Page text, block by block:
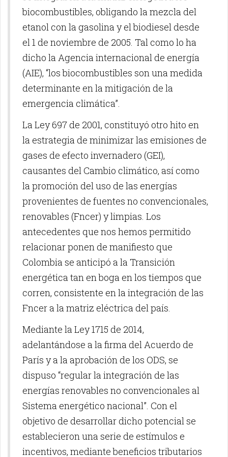
biocombustibles, obligando la mezcla del
etanol con la gasolina y el biodiesel desde
el 1 de noviembre de 2005. Tal como lo ha
dicho la Agencia internacional de energía
(AIE), “los biocombustibles son una medida
determinante en la mitigación de la
emergencia climática”.
La Ley 697 de 2001, constituyó otro hito en
la estrategia de minimizar las emisiones de
gases de efecto invernadero (GEI),
causantes del Cambio climático, así como
la promoción del uso de las energías
provenientes de fuentes no convencionales,
renovables (Fncer) y limpias. Los
antecedentes que nos hemos permitido
relacionar ponen de manifiesto que
Colombia se anticipó a la Transición
energética tan en boga en los tiempos que
corren, consistente en la integración de las
Fncer a la matriz eléctrica del país.
Mediante la Ley 1715 de 2014,
adelantándose a la firma del Acuerdo de
París y a la aprobación de los ODS, se
dispuso “regular la integración de las
energías renovables no convencionales al
Sistema energético nacional”. Con el
objetivo de desarrollar dicho potencial se
establecieron una serie de estímulos e
incentivos, mediante beneficios tributarios